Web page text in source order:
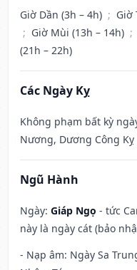
Giờ Dần (3h – 4h) ; Giờ
; Giờ Mùi (13h – 14h) ;
(21h – 22h)
Các Ngày Kỵ
Không phạm bất kỳ
Nương, Dương Công
Ngũ Hành
Ngày: Giáp Ngọ - tức
này là ngày cát (bảo
- Nạp âm: Ngày Sa